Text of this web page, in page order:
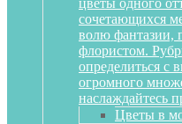
цветы одного
сочетающихся
волю фантазии,
флористом.
определиться с
огромного
наслаждайтесь
Цветы в